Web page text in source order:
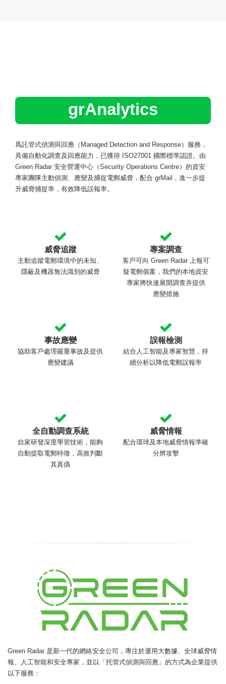
grAnalytics
爲託管式偵測與回應 （Managed Detection and Response） 服務，
具備自動化調查及回應能力，已獲得 ISO27001 國際標準認證。由
Green Radar 安全營運中心 （Security Operations Centre） 的資安
專家團隊主動偵測、應變及捕捉電郵威脅，配合 grMail ，進一步提
升威脅捕捉率，有效降低誤報率。
威脅追蹤
主動追蹤電郵環境中的未知、
隱蔽及機器無法識別的威脅
專案調查
客戶可向 Green Radar上報可
疑電郵個案，我們的本地資安
專家將快速展開調查并提供
應變措施
事故應變
協助客戶處理嚴重事故及提供
應變建議
誤報檢測
結合人工智能及專家智慧，持
續分析以降低電郵誤報率
全自動調查系統
自家研發深度學習技術，能夠
自動提取電郵特徵，高效判斷
其真僞
威脅情報
配合環球及本地威脅情報準確
分辨攻擊
Green Radar 是新一代的網絡安全公司，專注於運用大數據、全球威脅情
報、人工智能和安全專家，並以「托管式偵測與回應」的方式為企業提供
以下服務：